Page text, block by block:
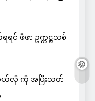
င် ဖီဖာ ဥက္ကဋ္ဌသစ်
လို ကို အပြီးသတ်